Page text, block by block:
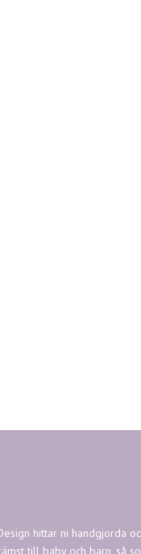
hittar ni handgjorda
till baby och barn, så